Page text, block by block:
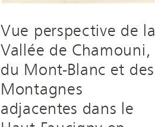
Vue perspective de la
Vallée de Chamouni,
du Mont-Blanc et des
Montagnes
adjacentes dans le